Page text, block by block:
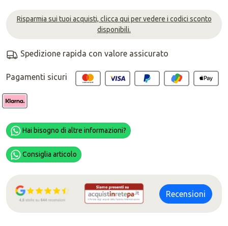
Risparmia sui tuoi acquisti, clicca qui per vedere i codici sconto
disponibili.
Spedizione rapida con valore assicurato
Pagamenti sicuri
Hai bisogno di altre informazioni?
Consiglia articolo
Recensioni